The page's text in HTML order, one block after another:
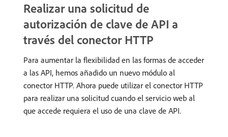
Realizar una solicitud de
autorización de clave de API a
través del conector HTTP
Para aumentar la flexibilidad en las formas de acceder
a las API, hemos añadido un nuevo módulo al
conector HTTP. Ahora puede utilizar el conector HTTP
para realizar una solicitud cuando el servicio web al
que accede requiera el uso de una clave de API.